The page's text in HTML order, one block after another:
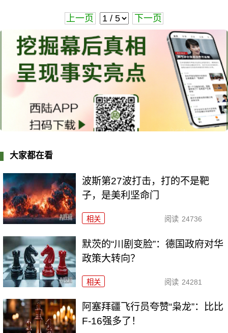
上一页 下一页
大家都在看
波斯第27波打击，打的不是靶
子，是美利坚命门
相关 阅读 24736
默茨的“川剧变脸”：德国政府对华
政策大转向？
相关 阅读 24281
阿塞拜疆飞行员夸赞“枭龙”：比比
F-16强多了！